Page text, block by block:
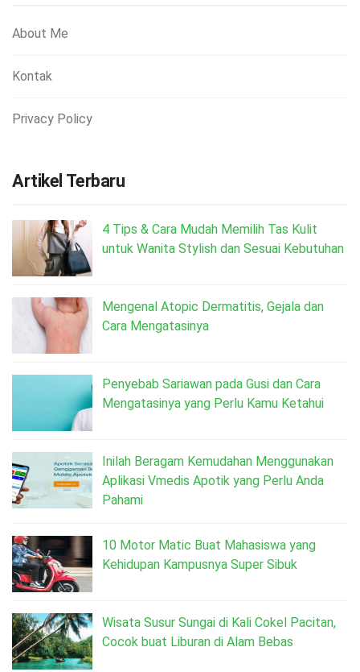
About Me
Kontak
Privacy Policy
Artikel Terbaru
4 Tips & Cara Mudah Memilih Tas Kulit
untuk Wanita Stylish dan Sesuai Kebutuhan
Mengenal Atopic Dermatitis, Gejala dan
Cara Mengatasinya
Penyebab Sariawan pada Gusi dan Cara
Mengatasinya yang Perlu Kamu Ketahui
Inilah Beragam Kemudahan Menggunakan
Aplikasi Vmedis Apotik yang Perlu Anda
Pahami
10 Motor Matic Buat Mahasiswa yang
Kehidupan Kampusnya Super Sibuk
Wisata Susur Sungai di Kali Cokel Pacitan,
Cocok buat Liburan di Alam Bebas